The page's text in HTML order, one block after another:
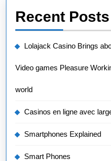
Recent Posts
Lolajack Casino Brings
Video games Pleasure
world
Casinos en ligne avec
Smartphones Explained
Smart Phones